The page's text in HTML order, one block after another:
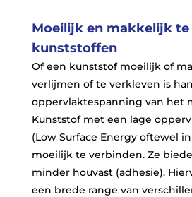
Moeilijk en makkelijk
kunststoffen
Of een kunststof moeilijk of
verlijmen of te verkleven is
oppervlaktespanning van het
Kunststof met een lage
(Low Surface Energy oftewel
moeilijk te verbinden. Ze
minder houvast (adhesie).
een brede range van